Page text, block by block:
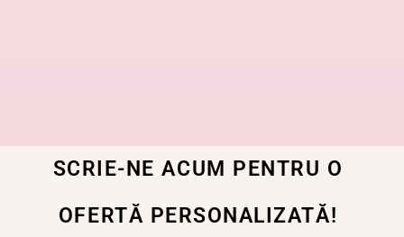
SCRIE-NE ACUM PENTRU O
OFERTĂ PERSONALIZATĂ!